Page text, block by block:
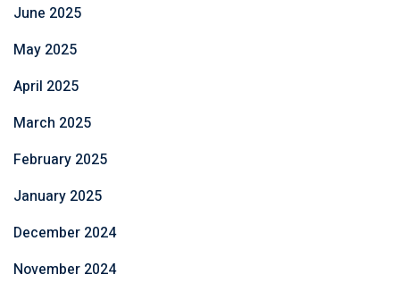
June 2025
May 2025
April 2025
March 2025
February 2025
January 2025
December 2024
November 2024